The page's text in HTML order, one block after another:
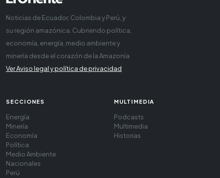
Noticias de Ecuador, Colombia y Perú, y
su región amazónica. Cubriendo política,
economía, energía, medio ambiente y
minería desde el corazón de la Amazonía
Ver Aviso legal y política de privacidad
SECCIONES
Energía
Minería
Economía
Política
Medio Ambiente
Nacionales
Perú
MULTIMEDIA
Podcasts
Multimedia
Historias